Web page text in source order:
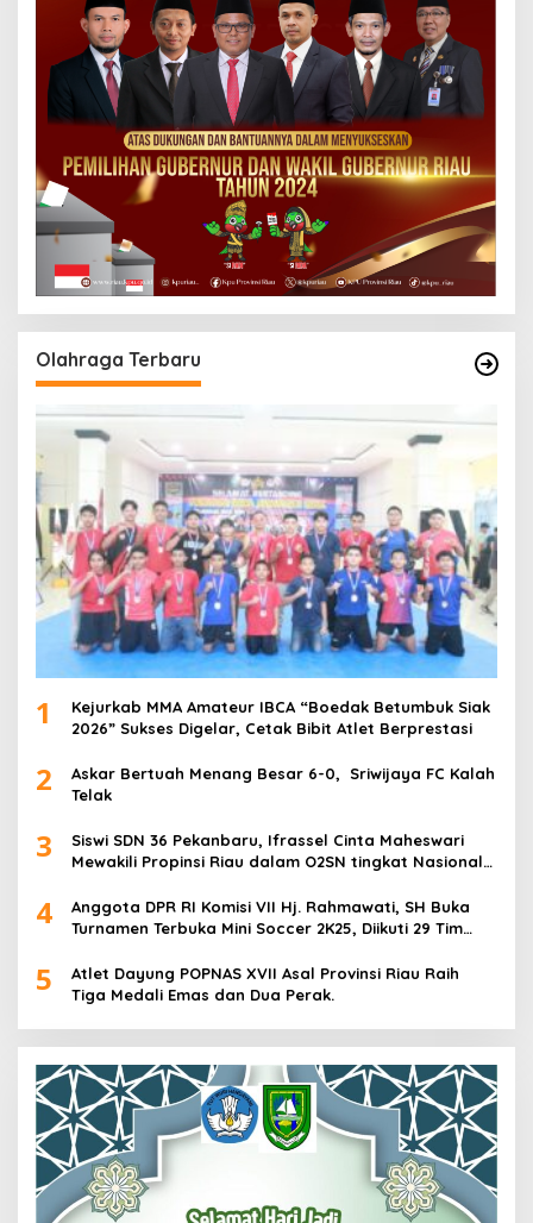
Olahraga Terbaru
1
Kejurkab MMA Amateur IBCA “Boedak Betumbuk Siak
2026” Sukses Digelar, Cetak Bibit Atlet Berprestasi
2
Askar Bertuah Menang Besar 6-0, Sriwijaya FC Kalah
Telak
3
Siswi SDN 36 Pekanbaru, Ifrassel Cinta Maheswari
Mewakili Propinsi Riau dalam O2SN tingkat Nasional
4
Anggota DPR RI Komisi VII Hj. Rahmawati, SH Buka
Turnamen Terbuka Mini Soccer 2K25, Diikuti 29 Tim
5
Atlet Dayung POPNAS XVII Asal Provinsi Riau Raih
Tiga Medali Emas dan Dua Perak.